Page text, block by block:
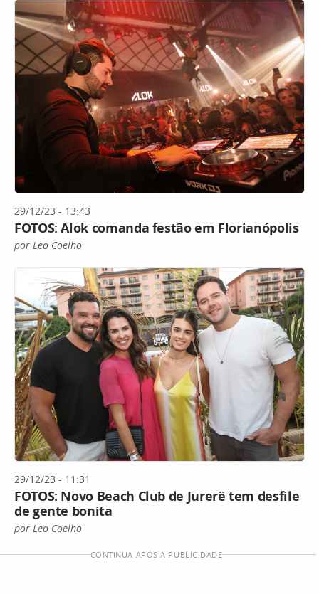
29/12/23 - 13:43
FOTOS: Alok comanda festão em Florianópolis
por Leo Coelho
29/12/23 - 11:31
FOTOS: Novo Beach Club de Jurerê tem desfile
de gente bonita
por Leo Coelho
CONTINUA APÓS A PUBLICIDADE